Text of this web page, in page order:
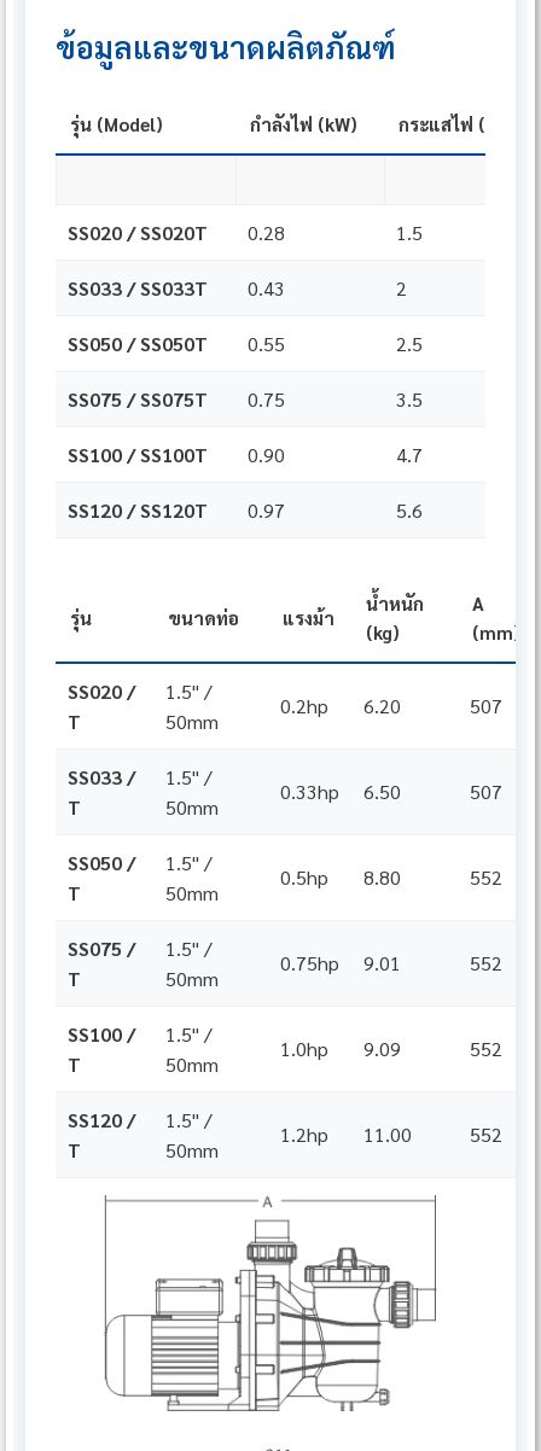
ข้อมูลและขนาดผลิตภัณฑ์
รุ่น (Model) กำลังไฟ (kW) กระแสไฟ (A)
SS020 / SS020T 0.28 1.5
SS033 / SS033T 0.43 2
SS050 / SS050T 0.55 2.5
SS075 / SS075T 0.75 3.5
SS100 / SS100T 0.90 4.7
SS120 / SS120T 0.97 5.6
รุ่น ขนาดท่อ แรงม้า
น้ำหนัก
(kg)
A
(mm)
SS020 /
T
1.5" /
50mm
0.2hp 6.20 507
SS033 /
T
1.5" /
50mm
0.33hp 6.50 507
SS050 /
T
1.5" /
50mm
0.5hp 8.80 552
SS075 /
T
1.5" /
50mm
0.75hp 9.01 552
SS100 /
T
1.5" /
50mm
1.0hp 9.09 552
SS120 /
T
1.5" /
50mm
1.2hp 11.00 552